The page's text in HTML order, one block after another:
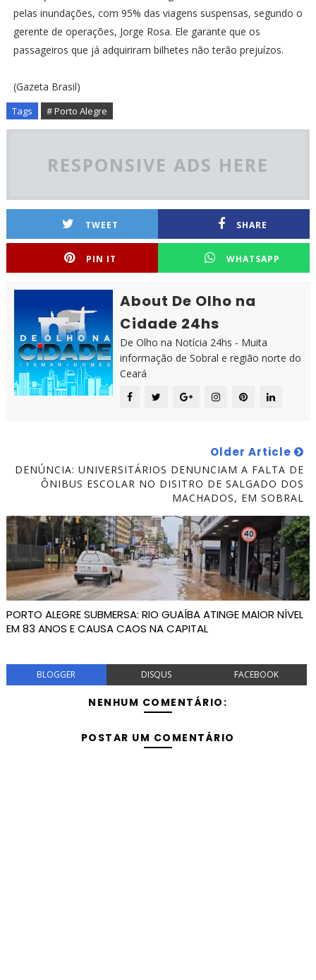
pelas inundações, com 95% das viagens suspensas, segundo o
gerente de operações, Jorge Rosa. Ele garante que os
passageiros que já adquiriram bilhetes não terão prejuízos.
(Gazeta Brasil)
Tags # Porto Alegre
RESPONSIVE ADS HERE
TWEET SHARE
PIN IT WHATSAPP
About De Olho na
Cidade 24hs
De Olho na Notícia 24hs - Muita
informação de Sobral e região norte do
Ceará
Older Article
DENÚNCIA: UNIVERSITÁRIOS DENUNCIAM A FALTA DE
ÔNIBUS ESCOLAR NO DISITRO DE SALGADO DOS
MACHADOS, EM SOBRAL
PORTO ALEGRE SUBMERSA: RIO GUAÍBA ATINGE MAIOR NÍVEL
EM 83 ANOS E CAUSA CAOS NA CAPITAL
BLOGGER DISQUS FACEBOOK
NENHUM COMENTÁRIO:
POSTAR UM COMENTÁRIO